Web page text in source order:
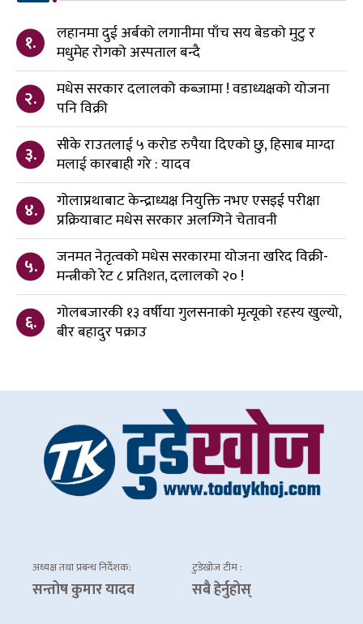
१.
लहानमा दुई अर्बको लगानीमा पाँच सय बेडको मुटु र
मधुमेह रोगको अस्पताल बन्दै
२.
मधेस सरकार दलालको कब्जामा ! वडाध्यक्षको योजना
पनि विक्री
३.
सीके राउतलाई ५ करोड रुपैया दिएको छु, हिसाब माग्दा
मलाई कारबाही गरे : यादव
४.
गोलाप्रथाबाट केन्द्राध्यक्ष नियुक्ति नभए एसइई परीक्षा
प्रक्रियाबाट मधेस सरकार अलग्गिने चेतावनी
५.
जनमत नेतृत्वको मधेस सरकारमा योजना खरिद विक्री-
मन्त्रीको रेट ८ प्रतिशत, दलालको २० !
६.
गोलबजारकी १३ वर्षीया गुलसनाको मृत्यूको रहस्य खुल्यो,
बीर बहादुर पक्राउ
अध्यक्ष तथा प्रबन्ध निर्देशक:
सन्तोष कुमार यादव
टुडेखोज टीम :
सबै हेर्नुहोस्